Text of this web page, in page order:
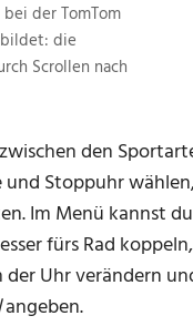
der TomTom
die
Scrollen nach
den
Stoppuhr
Im Menü kannst
fürs Rad
Uhr verändern
angeben.